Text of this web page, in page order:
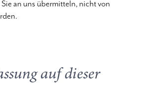
an uns übermitteln, nicht von
auf dieser